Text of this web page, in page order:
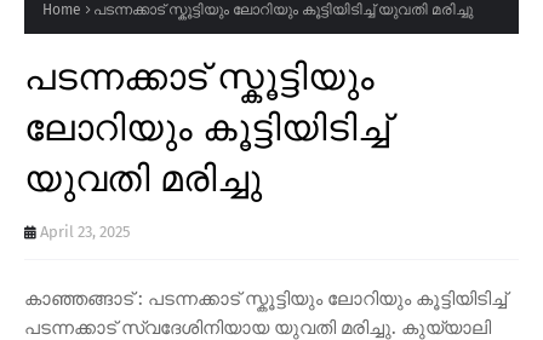
Home പടന്നക്കാട് സ്കൂട്ടിയും ലോറിയും കൂട്ടിയിടിച്ച് യുവതി മരിച്ചു
പടന്നക്കാട് സ്കൂട്ടിയും
ലോറിയും കൂട്ടിയിടിച്ച്
യുവതി മരിച്ചു
April 23, 2025
കാഞ്ഞങ്ങാട് : പടന്നക്കാട് സ്കൂട്ടിയും ലോറിയും കൂട്ടിയിടിച്ച്
പടന്നക്കാട് സ്വദേശിനിയായ യുവതി മരിച്ചു. കുയ്യാലി